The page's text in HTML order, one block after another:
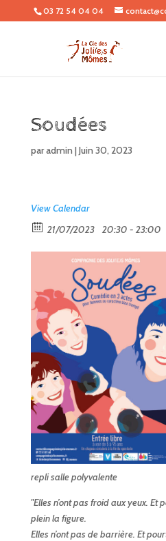
03 72 54 04 04
Soudées
paradmin |Juin 30, 2023
View Calendar
21/07/2023
20:30 - 23:00
repli salle polyvalente
"Elles n’ont pas froid aux yeux. Et
plein la figure.
Elles n’ont pas de barrière. Et